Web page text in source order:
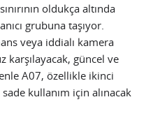
oldukça altında
grubuna taşıyor.
veya iddialı kamera
karşılayacak, güncel ve
A07, özellikle ikinci
kullanım için alınacak